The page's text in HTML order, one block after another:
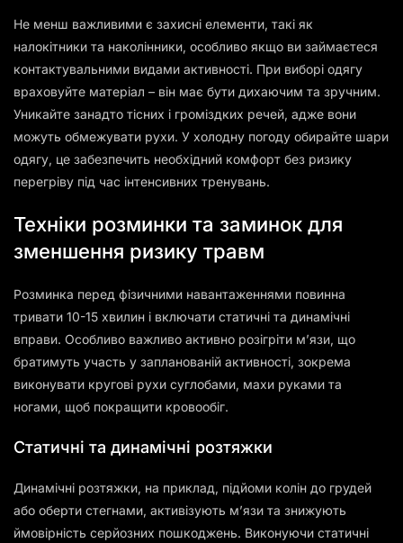
Не менш важливими є захисні елементи, такі як
налокітники та наколінники, особливо якщо ви займаєтеся
контактувальними видами активності. При виборі одягу
враховуйте матеріал – він має бути дихаючим та зручним.
Уникайте занадто тісних і громіздких речей, адже вони
можуть обмежувати рухи. У холодну погоду обирайте шари
одягу, це забезпечить необхідний комфорт без ризику
перегріву під час інтенсивних тренувань.
Техніки розминки та заминок для
зменшення ризику травм
Розминка перед фізичними навантаженнями повинна
тривати 10-15 хвилин і включати статичні та динамічні
вправи. Особливо важливо активно розігріти м’язи, що
братимуть участь у запланованій активності, зокрема
виконувати кругові рухи суглобами, махи руками та
ногами, щоб покращити кровообіг.
Статичні та динамічні розтяжки
Динамічні розтяжки, на приклад, підйоми колін до грудей
або оберти стегнами, активізують м’язи та знижують
ймовірність серйозних пошкоджень. Виконуючи статичні